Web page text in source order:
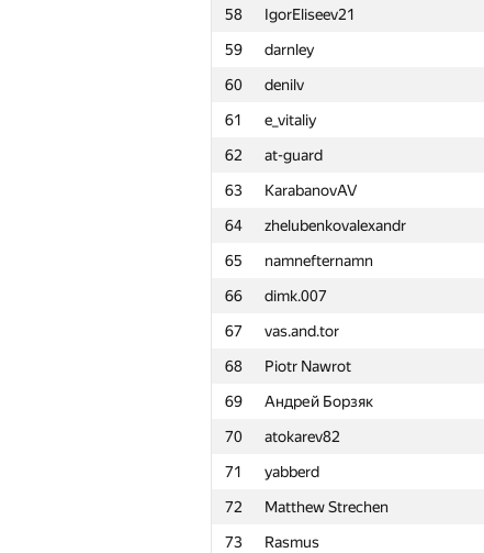
58
IgorEliseev21
59
darnley
60
denilv
61
e_vitaliy
62
at-guard
63
KarabanovAV
64
zhelubenkovalexandr
65
namnefternamn
66
dimk.007
67
vas.and.tor
68
Piotr Nawrot
69
Андрей Борзяк
70
atokarev82
71
yabberd
72
Matthew Strechen
73
Rasmus
Қатысушы